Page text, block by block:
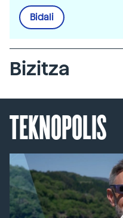
Bidali
Bizitza
TEKNOPOLIS